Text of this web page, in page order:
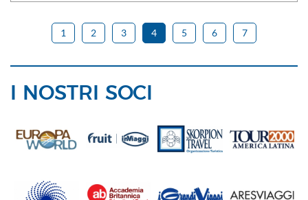
1 2 3 4 5 6 7
I NOSTRI SOCI